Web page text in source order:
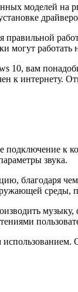
моделей на
работать
вам
к интернету.
к
звука.
благодаря
среды,